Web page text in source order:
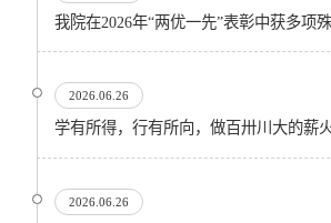
我院在2026年“两优一先”表彰中获多项
2026.06.26
2026.06.26